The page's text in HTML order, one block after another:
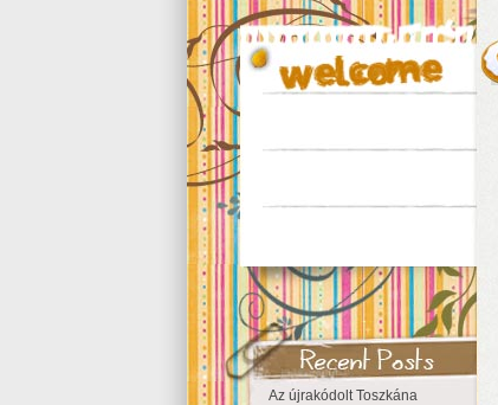
Az újrakódolt Toszkána